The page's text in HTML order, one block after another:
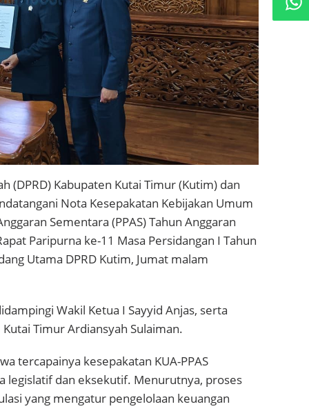
(DPRD) Kabupaten Kutai Timur (Kutim) dan
Nota Kesepakatan Kebijakan Umum
Sementara (PPAS) Tahun Anggaran
Paripurna ke-11 Masa Persidangan I Tahun
Utama DPRD Kutim, Jumat malam
Wakil Ketua I Sayyid Anjas, serta
Timur Ardiansyah Sulaiman.
tercapainya kesepakatan KUA-PPAS
legislatif dan eksekutif. Menurutnya, proses
yang mengatur pengelolaan keuangan